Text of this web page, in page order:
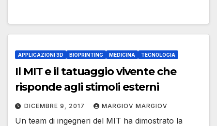
APPLICAZIONI 3D BIOPRINTING MEDICINA TECNOLOGIA
Il MIT e il tatuaggio vivente che
risponde agli stimoli esterni
DICEMBRE 9, 2017 MARGIOV MARGIOV
Un team di ingegneri del MIT ha dimostrato la